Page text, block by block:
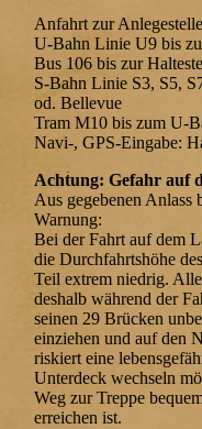
Anfahrt zur
U-Bahn Linie U9 bis
Bus 106 bis zur
S-Bahn Linie S3, S5,
od. Bellevue
Tram M10 bis zum U-
Navi-, GPS-Eingabe:
Achtung: Gefahr auf
Aus gegebenen Anlass
Warnung:
Bei der Fahrt auf dem
die Durchfahrtshöhe
Teil extrem niedrig.
deshalb während der
seinen 29 Brücken
einziehen und auf den
riskiert eine
Unterdeck wechseln
Weg zur Treppe
erreichen ist.